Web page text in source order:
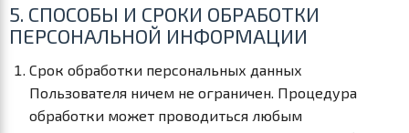
5. СПОСОБЫ И СРОКИ ОБРАБОТКИ
ПЕРСОНАЛЬНОЙ ИНФОРМАЦИИ
Срок обработки персональных данных
Пользователя ничем не ограничен. Процедура
обработки может проводиться любым